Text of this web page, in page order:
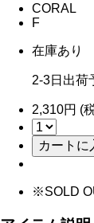
CORAL
F
在庫あり
2-3日出荷
2,310円 (
※SOLD